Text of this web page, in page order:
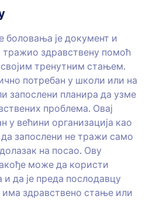
боловања је документ и
тражио здравствену помоћ
тренутним стањем.
потребан у школи или на
запослени планира да узме
проблема. Овај
у већини организација као
запослени не тражи само
на посао. Ову
може да користи
да је преда послодавцу
здравствено стање или